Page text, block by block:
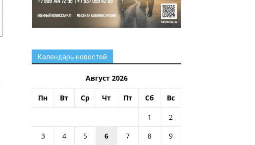
Календарь новостей
Август 2026
Пн Вт Ср Чт Пт Сб Вс
1
2
3
4 5 6 7 8
9